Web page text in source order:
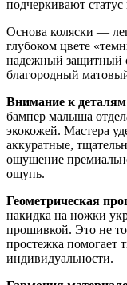
подчеркивают статус
Основа коляски —
глубоком цвете
надежный защитный
благородный
Внимание к
бампер малыша
экокожей. Мастера
аккуратные,
ощущение
ощупь.
Геометрическая
накидка на ножки
прошивкой. Это не
простежка помогает
индивидуальности.